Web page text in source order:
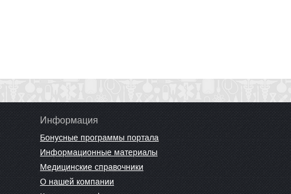
Информация
Бонусные программы портала
Информационные материалы
Медицинские справочники
О нашей компании